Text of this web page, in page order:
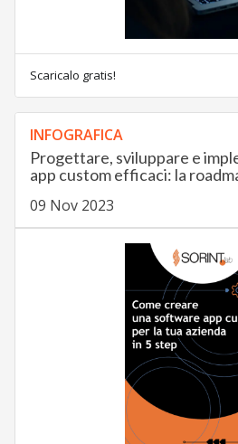
Scaricalo gratis!
INFOGRAFICA
Progettare, sviluppare e
app custom efficaci: la
09 Nov 2023